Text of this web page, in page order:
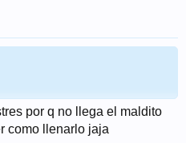
por q no llega el maldito
como llenarlo jaja